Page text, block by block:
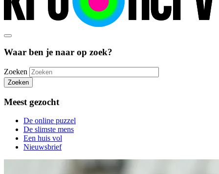
Waar ben je naar op zoek?
Zoeken
Zoeken
Meest gezocht
De online puzzel
De slimste mens
Een huis vol
Nieuwsbrief